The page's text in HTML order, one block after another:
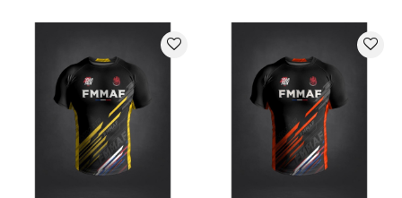
favorite_border favorite_border